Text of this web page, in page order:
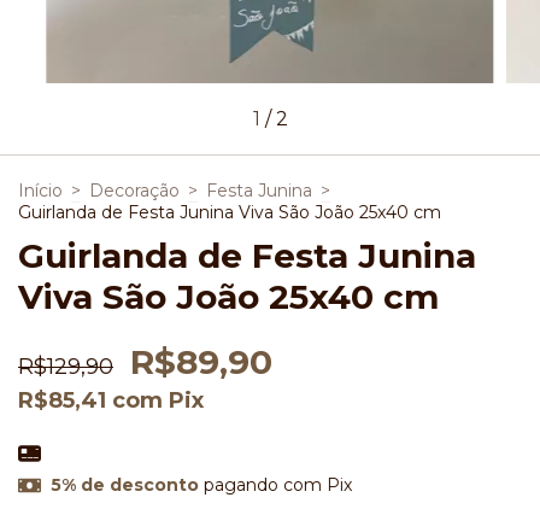
1 /2
Início > Decoração > Festa Junina >
Guirlanda de Festa Junina Viva São João 25x40 cm
Guirlanda de Festa Junina
Viva São João 25x40 cm
R$129,90 R$89,90
R$85,41 com Pix
5% de descontopagando com Pix